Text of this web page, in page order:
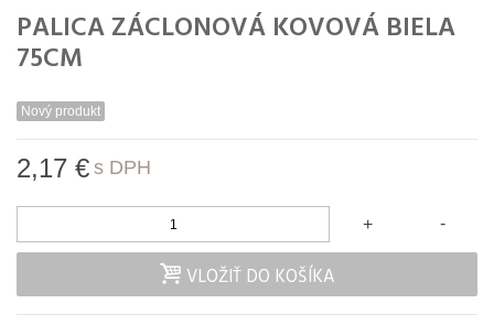
PALICA ZÁCLONOVÁ KOVOVÁ BIELA
75CM
Nový produkt
2,17 € s DPH
-
+
VLOŽIŤ DO KOŠÍKA